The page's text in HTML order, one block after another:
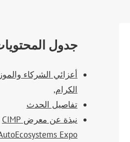
جدول
أعزائي الشركاء
الكرام,
تفاصيل الحدث
نبذة عن معرض CIMP
Expo